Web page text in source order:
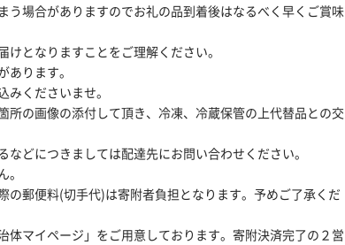
場合がありますのでお礼の品到着後はなるべく早くご賞味
となりますことをご理解ください。
ります。
くださいませ。
の画像の添付して頂き、冷凍、冷蔵保管の上代替品との交
どにつきましては配達先にお問い合わせください。
郵便料(切手代)は寄附者負担となります。予めご了承くだ
マイページ」をご用意しております。寄附決済完了の２営